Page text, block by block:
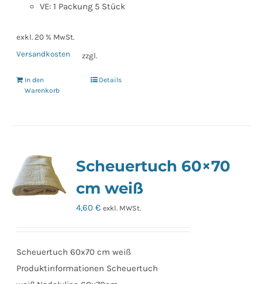
VE: 1 Packung 5 Stück
exkl. 20 % MwSt.
zzgl.
Versandkosten
In den
Warenkorb
Details
Scheuertuch 60×70
cm weiß
4,60€ exkl. MWSt.
Scheuertuch 60x70 cm weiß
Produktinformationen Scheuertuch